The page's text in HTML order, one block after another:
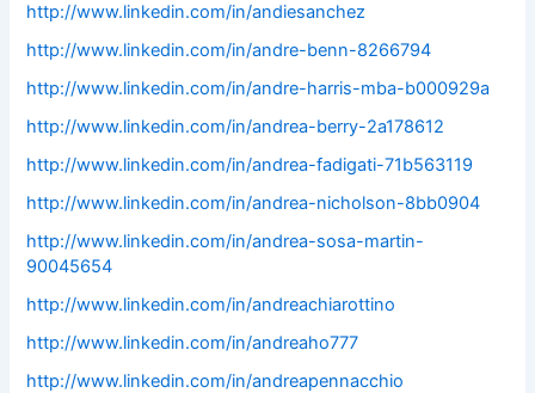
http://www.linkedin.com/in/andiesanchez
http://www.linkedin.com/in/andre-benn-8266794
http://www.linkedin.com/in/andre-harris-mba-b000929a
http://www.linkedin.com/in/andrea-berry-2a178612
http://www.linkedin.com/in/andrea-fadigati-71b563119
http://www.linkedin.com/in/andrea-nicholson-8bb0904
http://www.linkedin.com/in/andrea-sosa-martin-
90045654
http://www.linkedin.com/in/andreachiarottino
http://www.linkedin.com/in/andreaho777
http://www.linkedin.com/in/andreapennacchio